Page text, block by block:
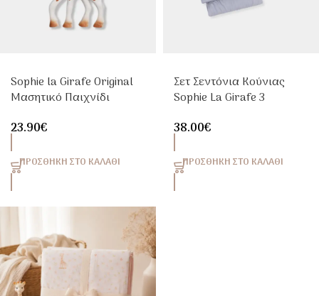
Sophie la Girafe Original
Μασητικό Παιχνίδι
Καουτσούκ
23.90€
ΠΡΟΣΘΉΚΗ ΣΤΟ ΚΑΛΆΘΙ
Σετ Σεντόνια Κούνιας
Sophie La Girafe 3
Μπλε
38.00€
ΠΡΟΣΘΉΚΗ ΣΤΟ ΚΑΛΆΘΙ